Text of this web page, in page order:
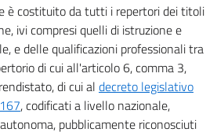
è costituito da tutti i repertori dei titoli
ivi compresi quelli di istruzione e
e delle qualificazioni professionali tra
di cui all'articolo 6, comma 3,
di cui al decreto legislativo
, codificati a livello nazionale,
pubblicamente riconosciuti